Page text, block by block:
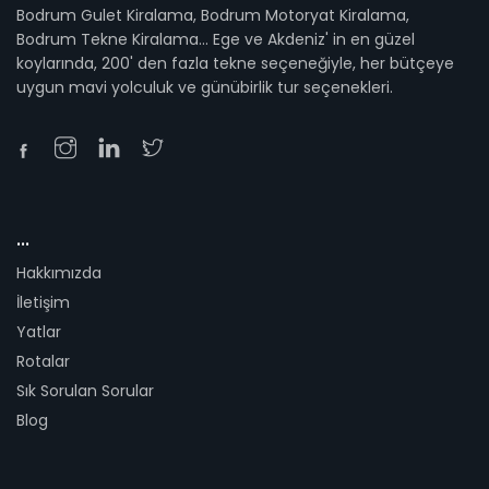
Bodrum Gulet Kiralama, Bodrum Motoryat Kiralama,
Bodrum Tekne Kiralama... Ege ve Akdeniz' in en güzel
koylarında, 200' den fazla tekne seçeneğiyle, her bütçeye
uygun mavi yolculuk ve günübirlik tur seçenekleri.
...
Hakkımızda
İletişim
Yatlar
Rotalar
Sık Sorulan Sorular
Blog